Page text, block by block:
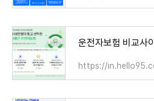
운전자보험 비교
https://